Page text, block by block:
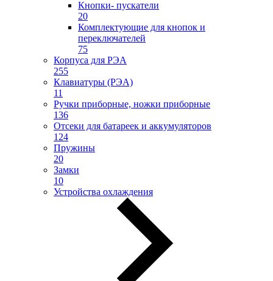
Кнопки- пускатели
20
Комплектующие для кнопок и
переключателей
75
Корпуса для РЭА
255
Клавиатуры (РЭА)
11
Ручки приборные, ножки приборные
136
Отсеки для батареек и аккумуляторов
124
Пружины
20
Замки
10
Устройства охлаждения